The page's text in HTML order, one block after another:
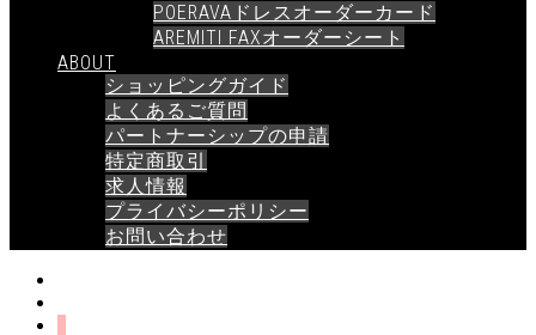
POERAVAドレスオーダーカード
AREMITI FAXオーダーシート
ABOUT
ショッピングガイド
よくあるご質問
パートナーシップの申請
特定商取引
求人情報
プライバシーポリシー
お問い合わせ